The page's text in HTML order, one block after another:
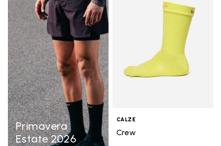
Primavera
Estate 2026
CALZE
Crew